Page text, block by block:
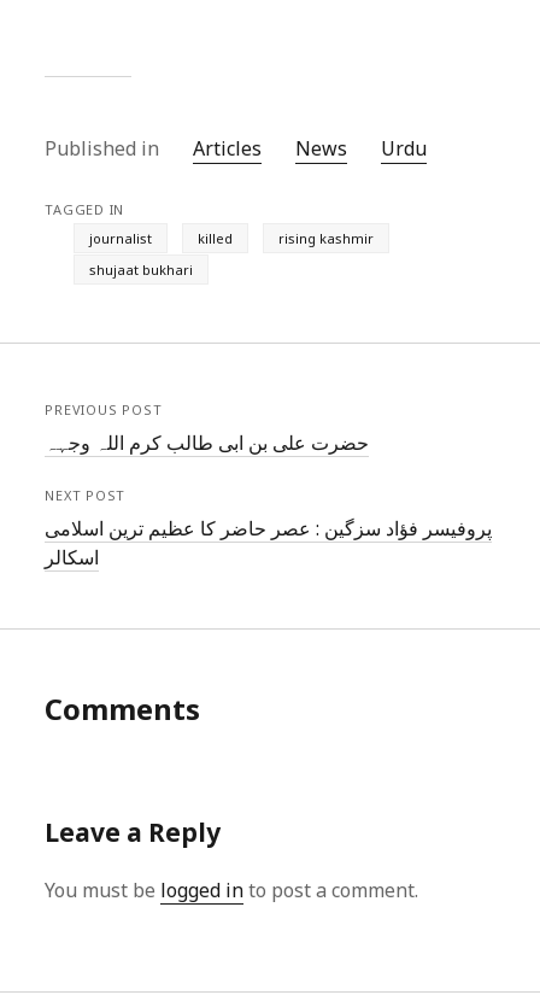
Published in Articles News Urdu
TAGGED IN
journalist
killed
rising kashmir
shujaat bukhari
PREVIOUS POST
حضرت علی بن ابی طالب کرم اللہ وجہہ
NEXT POST
پروفیسر فؤاد سزگین : عصر حاضر کا عظیم ترین اسلامی
اسکالر
Comments
Leave a Reply
You must be logged into post a comment.